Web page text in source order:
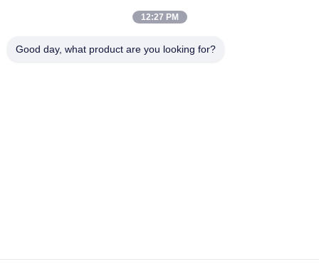
আমাদের সম্পর্কে
কারখানা ভ্রমণ
মান নিয়ন্ত্রণ
12:27 PM
Good day, what product are you looking for?